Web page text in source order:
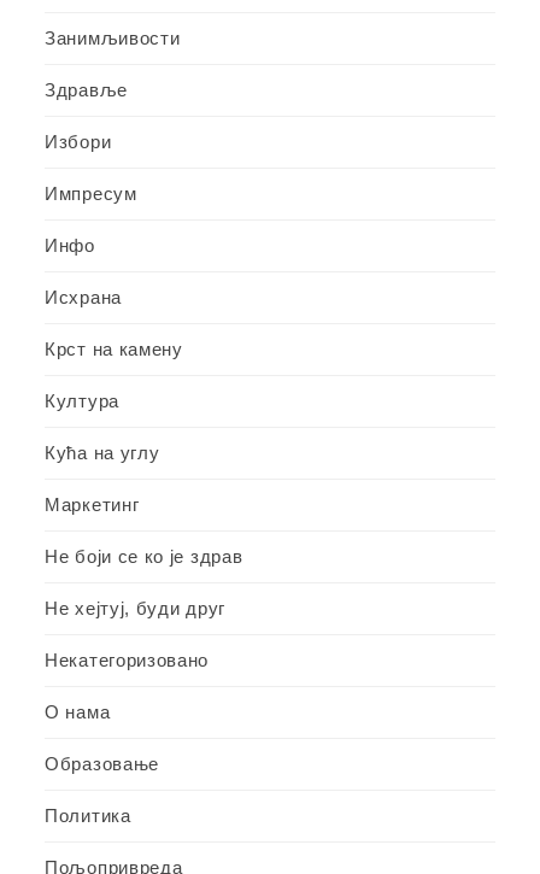
Занимљивости
Здравље
Избори
Импресум
Инфо
Исхрана
Крст на камену
Култура
Кућа на углу
Маркетинг
Не боји се ко је здрав
Не хејтуј, буди друг
Некатегоризовано
О нама
Образовање
Политика
Пољопривреда